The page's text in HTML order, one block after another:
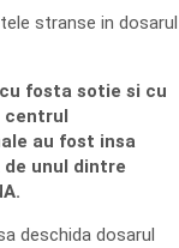
stranse in dosarul
fosta sotie si cu
centrul
au fost insa
unul dintre
deschida dosarul